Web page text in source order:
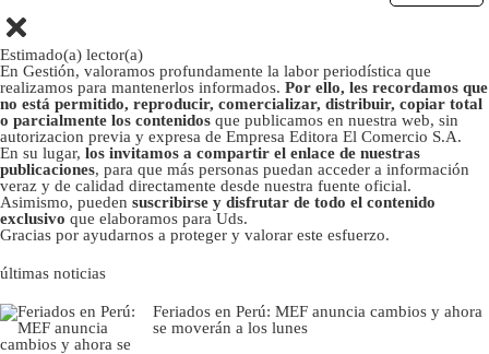
Estimado(a) lector(a)
En Gestión, valoramos profundamente la labor periodística que
realizamos para mantenerlos informados. Por ello, les recordamos que
no está permitido, reproducir, comercializar, distribuir, copiar total
o parcialmente los contenidos que publicamos en nuestra web, sin
autorizacion previa y expresa de Empresa Editora El Comercio S.A.
En su lugar, los invitamos a compartir el enlace de nuestras
publicaciones, para que más personas puedan acceder a información
veraz y de calidad directamente desde nuestra fuente oficial.
Asimismo, pueden suscribirse y disfrutar de todo el contenido
exclusivo que elaboramos para Uds.
Gracias por ayudarnos a proteger y valorar este esfuerzo.
últimas noticias
Feriados en Perú: MEF anuncia cambios y ahora
se moverán a los lunes